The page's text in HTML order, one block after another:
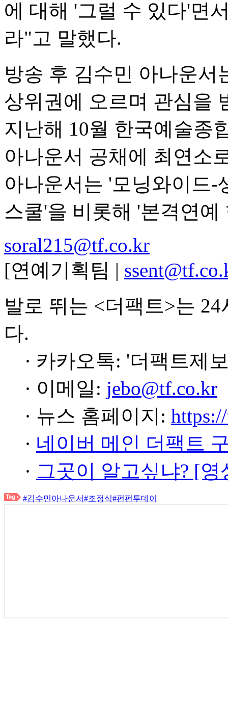
에 대해 '그럴 수 있다'면
라"고 말했다.
방송 후 김수민 아나운
상위권에 오르며 관심을
지난해 10월 한국예술종
아나운서 공채에 최연소
아나운서는 '모닝와이드-
스쿨'을 비롯해 '본격연
soral215@tf.co.kr
[연예기획팀 |
발로 뛰는 <더팩트>는
다.
· 카카오톡: '더팩트제
· 이메일: jebo@tf.co.kr
· 뉴스 홈페이지:
· 네이버 메인 더팩트
· 그곳이 알고싶냐? [
#김수민아나운서#조정식#펀펀투데이